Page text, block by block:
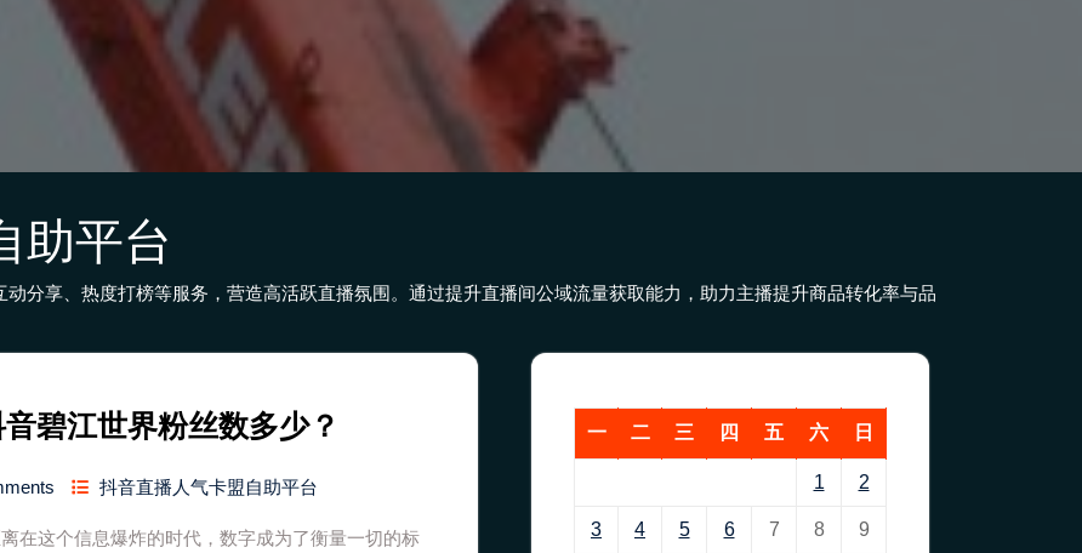
助平台
分享、热度打榜等服务，营造高活跃直播氛围。通过提升直播间公域流量获取能力，助力主播提升商品转化率与品
碧江世界粉丝数多少？
抖音直播人气卡盟自助平台
在这个信息爆炸的时代，数字成为了衡量一切的标
一 二 三 四 五 六 日
1 2
3 4 5 6 7 8 9